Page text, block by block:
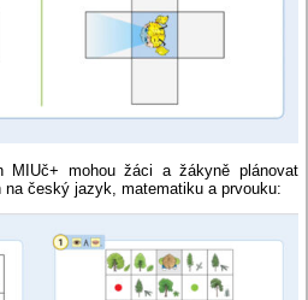
MIUč+ mohou žáci a žákyně plánovat
český jazyk, matematiku a prvouku: